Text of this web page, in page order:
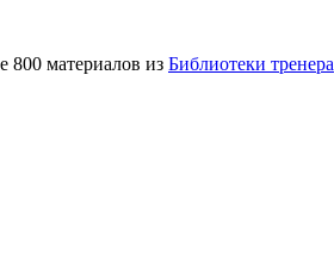
800 материалов из Библиотеки тренера